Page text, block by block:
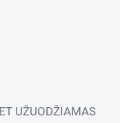
UŽUODŽIAMAS